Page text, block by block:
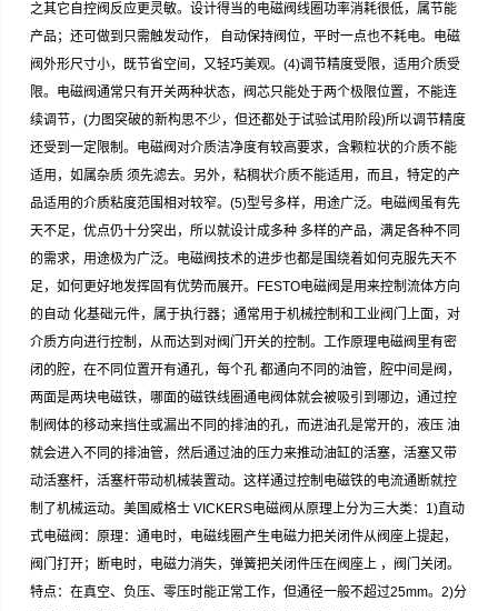
之其它自控阀反应更灵敏。设计得当的电磁阀线圈功率消耗很低，属节能
产品；还可做到只需触发动作， 自动保持阀位，平时一点也不耗电。电磁
阀外形尺寸小，既节省空间，又轻巧美观。(4)调节精度受限，适用介质受
限。电磁阀通常只有开关两种状态，阀芯只能处于两个极限位置，不能连
续调节，(力图突破的新构思不少，但还都处于试验试用阶段)所以调节精度
还受到一定限制。电磁阀对介质洁净度有较高要求，含颗粒状的介质不能
适用，如属杂质 须先滤去。另外，粘稠状介质不能适用，而且，特定的产
品适用的介质粘度范围相对较窄。(5)型号多样，用途广泛。电磁阀虽有先
天不足，优点仍十分突出，所以就设计成多种 多样的产品，满足各种不同
的需求，用途极为广泛。电磁阀技术的进步也都是围绕着如何克服先天不
足，如何更好地发挥固有优势而展开。FESTO电磁阀是用来控制流体方向
的自动 化基础元件，属于执行器；通常用于机械控制和工业阀门上面，对
介质方向进行控制，从而达到对阀门开关的控制。工作原理电磁阀里有密
闭的腔，在不同位置开有通孔，每个孔 都通向不同的油管，腔中间是阀，
两面是两块电磁铁，哪面的磁铁线圈通电阀体就会被吸引到哪边，通过控
制阀体的移动来挡住或漏出不同的排油的孔，而进油孔是常开的，液压 油
就会进入不同的排油管，然后通过油的压力来推动油缸的活塞，活塞又带
动活塞杆，活塞杆带动机械装置动。这样通过控制电磁铁的电流通断就控
制了机械运动。美国威格士 VICKERS电磁阀从原理上分为三大类：1)直动
式电磁阀：原理：通电时，电磁线圈产生电磁力把关闭件从阀座上提起，
阀门打开；断电时，电磁力消失，弹簧把关闭件压在阀座上 ，阀门关闭。
特点：在真空、负压、零压时能正常工作，但通径一般不超过25mm。2)分